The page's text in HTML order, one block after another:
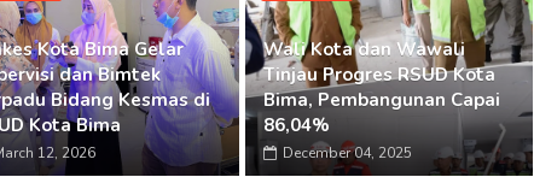
Kota Bima Gelar
dan Bimtek
Bidang Kesmas di
Kota Bima
12, 2026
Wali Kota dan Wawali
Tinjau Progres RSUD Kota
Bima, Pembangunan Capai
86,04%
December 04, 2025